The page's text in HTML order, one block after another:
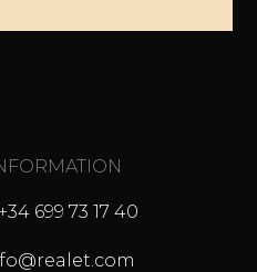
699 73 17 40